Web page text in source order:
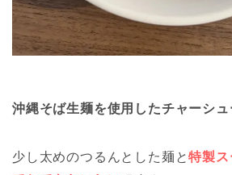
沖縄そば生麺を使用したチャーシュ
少し太めのつるんとした麺と特製ス